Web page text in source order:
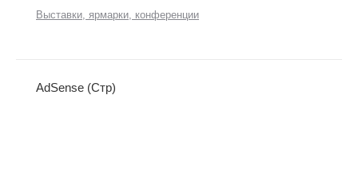
Выставки, ярмарки, конференции
AdSense (Стр)